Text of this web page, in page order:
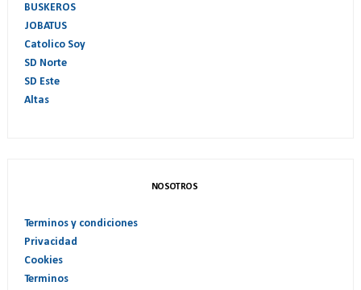
BUSKEROS
JOBATUS
Catolico Soy
SD Norte
SD Este
Altas
NOSOTROS
Terminos y condiciones
Privacidad
Cookies
Terminos